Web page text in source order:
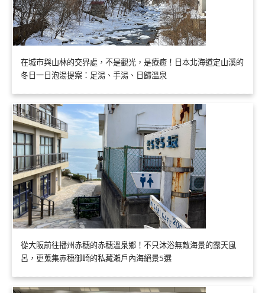
在城市與山林的交界處，不是觀光，是療癒！日本北海道定山溪的
冬日一日泡湯提案：足湯、手湯、日歸溫泉
從大阪前往播州赤穗的赤穗溫泉鄉！不只沐浴無敵海景的露天風
呂，更蒐集赤穗御崎的私藏瀨戶內海絕景5選